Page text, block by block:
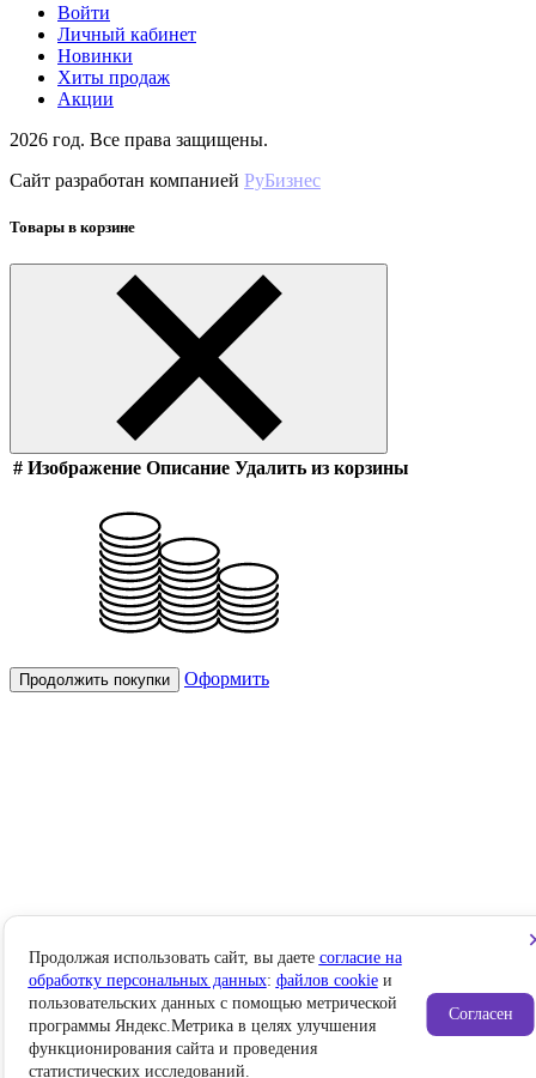
Войти
Личный кабинет
Новинки
Хиты продаж
Акции
2026 год. Все права защищены.
Сайт разработан компанией РуБизнес
Товары в корзине
# Изображение Описание Удалить из корзины
Продолжить покупки Оформить
Продолжая использовать сайт, вы даете согласие на
обработку персональных данных: файлов cookieи
пользовательских данных с помощью метрической
программы Яндекс.Метрика в целях улучшения
функционирования сайта и проведения
статистических исследований.
Согласен